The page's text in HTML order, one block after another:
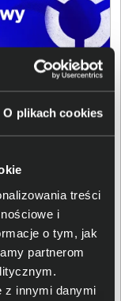
O plikach cookies
treści
i
o tym, jak
partnerom
z innymi danymi
lub LOQ z